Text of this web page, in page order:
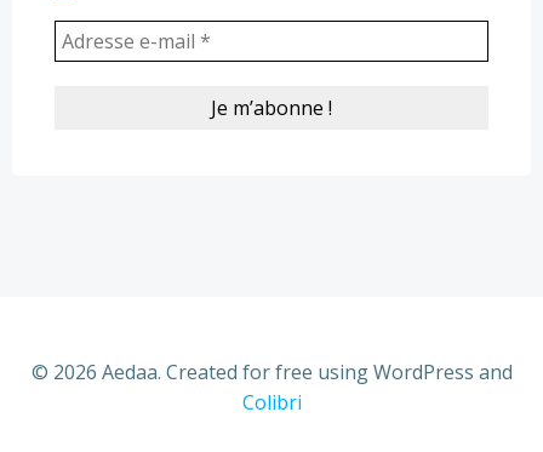
© 2026 Aedaa. Created for free using WordPress and
Colibri